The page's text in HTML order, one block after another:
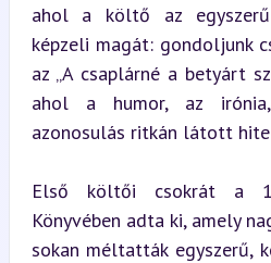
ahol a költő az egyszerű
képzeli magát: gondoljunk
az „A csaplárné a betyárt
ahol a humor, az
azonosulás ritkán látott
Első költői csokrát a
Könyvében adta ki, amely
sokan méltatták egyszerű,